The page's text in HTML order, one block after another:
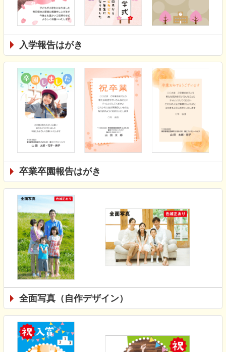
入学報告はがき
卒業卒園報告はがき
全面写真（自作デザイン）